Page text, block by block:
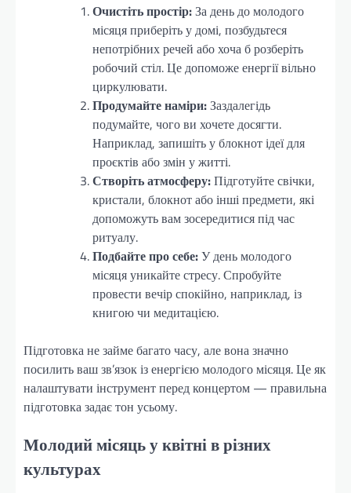
Очистіть простір:За день до молодого
місяця приберіть у домі, позбудьтеся
непотрібних речей або хоча б розберіть
робочий стіл. Це допоможе енергії вільно
циркулювати.
Продумайте наміри:Заздалегідь
подумайте, чого ви хочете досягти.
Наприклад, запишіть у блокнот ідеї для
проєктів або змін у житті.
Створіть атмосферу:Підготуйте свічки,
кристали, блокнот або інші предмети, які
допоможуть вам зосередитися під час
ритуалу.
Подбайте про себе:У день молодого
місяця уникайте стресу. Спробуйте
провести вечір спокійно, наприклад, із
книгою чи медитацією.
Підготовка не займе багато часу, але вона значно
посилить ваш зв’язок із енергією молодого місяця. Це як
налаштувати інструмент перед концертом — правильна
підготовка задає тон усьому.
Молодий місяць у квітні в різних
культурах